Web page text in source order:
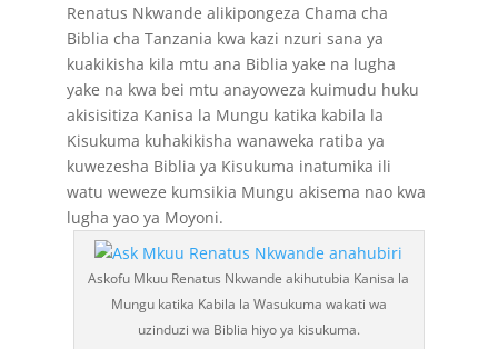
Renatus Nkwande alikipongeza Chama cha
Biblia cha Tanzania kwa kazi nzuri sana ya
kuakikisha kila mtu ana Biblia yake na lugha
yake na kwa bei mtu anayoweza kuimudu huku
akisisitiza Kanisa la Mungu katika kabila la
Kisukuma kuhakikisha wanaweka ratiba ya
kuwezesha Biblia ya Kisukuma inatumika ili
watu weweze kumsikia Mungu akisema nao kwa
lugha yao ya Moyoni.
Askofu Mkuu Renatus Nkwande akihutubia Kanisa la
Mungu katika Kabila la Wasukuma wakati wa
uzinduzi wa Biblia hiyo ya kisukuma.